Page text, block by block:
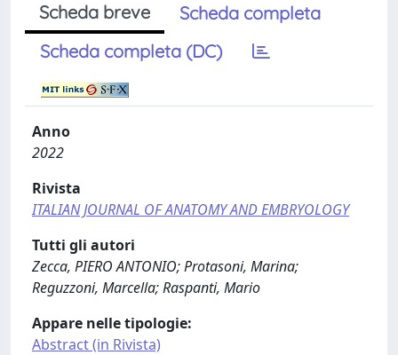
Scheda breve
Scheda completa
Scheda completa (DC)
Anno
2022
Rivista
ITALIAN JOURNAL OF ANATOMY AND EMBRYOLOGY
Tutti gli autori
Zecca, PIERO ANTONIO; Protasoni, Marina;
Reguzzoni, Marcella; Raspanti, Mario
Appare nelle tipologie:
Abstract (in Rivista)